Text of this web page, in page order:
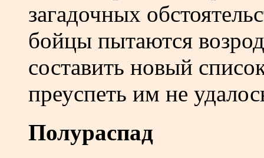
загадочных
бойцы пытаются
составить новый
преуспеть им не
Полураспад